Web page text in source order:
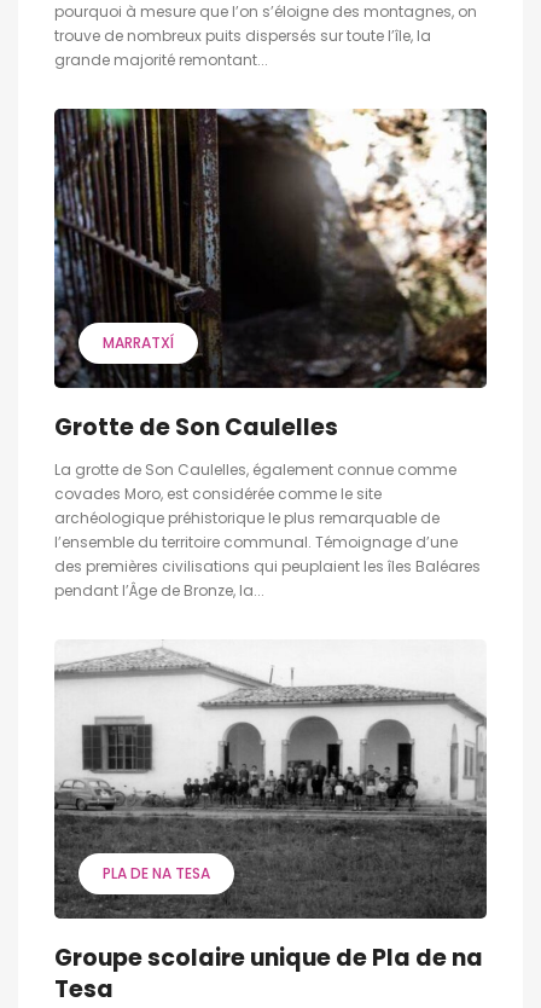
pourquoi à mesure que l’on s’éloigne des montagnes, on
trouve de nombreux puits dispersés sur toute l’île, la
grande majorité remontant...
MARRATXÍ
Grotte de Son Caulelles
La grotte de Son Caulelles, également connue comme
covades Moro, est considérée comme le site
archéologique préhistorique le plus remarquable de
l’ensemble du territoire communal. Témoignage d’une
des premières civilisations qui peuplaient les îles Baléares
pendant l’Âge de Bronze, la...
PLA DE NA TESA
Groupe scolaire unique de Pla de na
Tesa